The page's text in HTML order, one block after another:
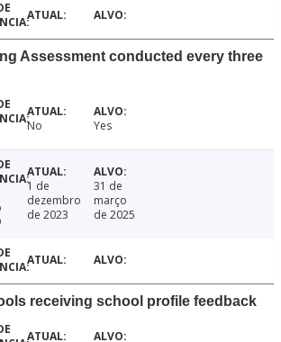
Assessment conducted every three
No Yes
1 de
dezembro
de 2023
31 de
março
de 2025
receiving school profile feedback